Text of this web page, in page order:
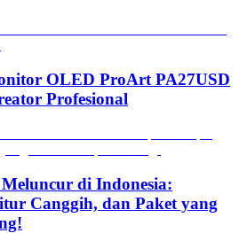
OLED ProArt PA27USD
Profesional
di Indonesia:
Canggih, dan Paket yang